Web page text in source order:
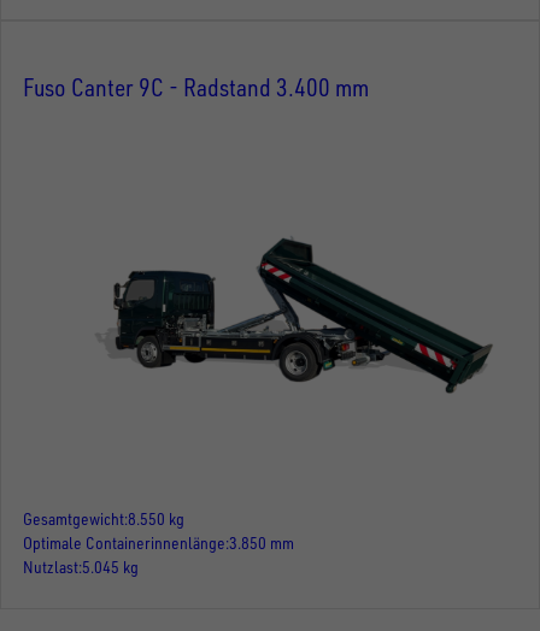
Fuso Canter 9C - Radstand 3.400 mm
Gesamtgewicht 8.550 kg
Optimale Containerinnenlänge 3.850 mm
Nutzlast 5.045 kg